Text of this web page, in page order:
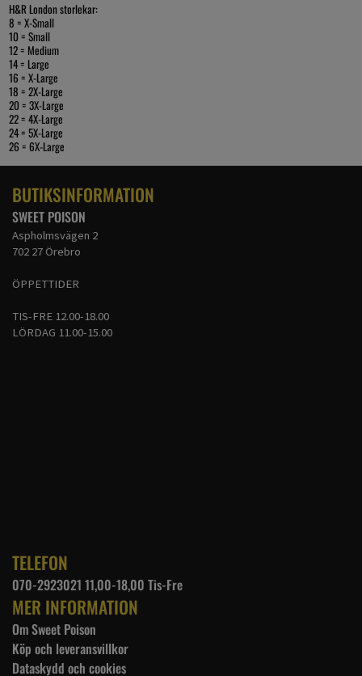
H&R London storlekar:
8 = X-Small
10 = Small
12 = Medium
14 = Large
16 = X-Large
18 = 2X-Large
20 = 3X-Large
22 = 4X-Large
24 = 5X-Large
26 = 6X-Large
BUTIKSINFORMATION
SWEET POISON
Aspholmsvägen 2
702 27 Örebro
ÖPPETTIDER
TIS-FRE 12.00-18.00
LÖRDAG 11.00-15.00
TELEFON
070-2923021 11,00-18,00 Tis-Fre
MER INFORMATION
Om Sweet Poison
Köp och leveransvillkor
Dataskydd och cookies